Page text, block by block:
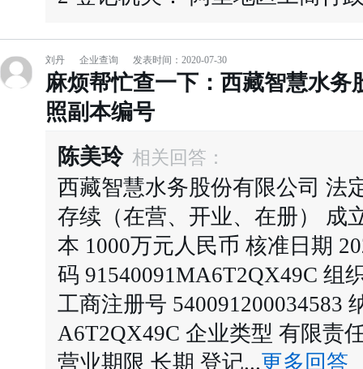
刘丹 企业查询 发表时间：2020-07-30
麻烦帮忙查一下：西藏智慧水务
照副本编号
陈美玲 相关回答：
西藏智慧水务股份有限公司 法
存续（在营、开业、在册） 成
本 1000万元人民币 核准日期
码 91540091MA6T2QX49C 组
工商注册号 540091200034583
A6T2QX49C 企业类型 有限责
营业期限 长期 登记...更多回答